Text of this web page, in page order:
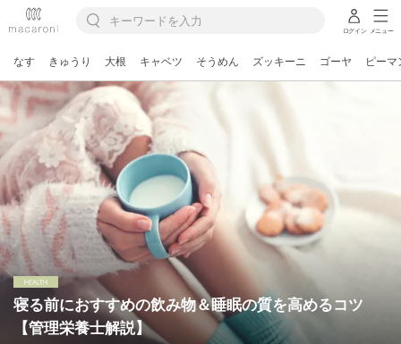
ログイン メニュー
なす きゅうり 大根 キャベツ そうめん ズッキーニ ゴーヤ ピーマ
寝る前におすすめの飲み物＆睡眠の質を高めるコツ
【管理栄養士解説】